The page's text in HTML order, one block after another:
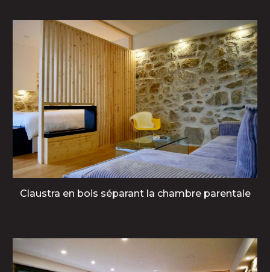
Claustra en bois séparant la chambre parentale